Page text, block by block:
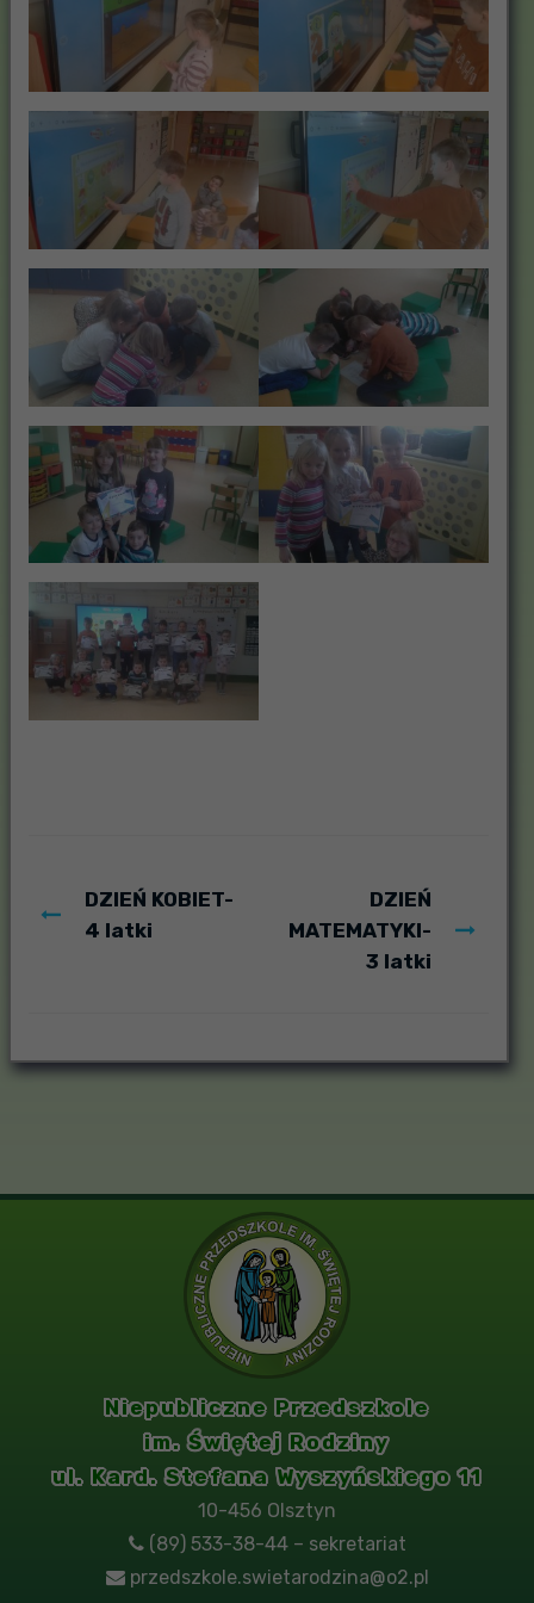
DZIEŃ KOBIET-
4 latki
DZIEŃ
MATEMATYKI-
3 latki
Niepubliczne Przedszkole
im. Świętej Rodziny
ul. Kard. Stefana Wyszyńskiego 11
10-456 Olsztyn
(89) 533-38-44 – sekretariat
przedszkole.swietarodzina@o2.pl